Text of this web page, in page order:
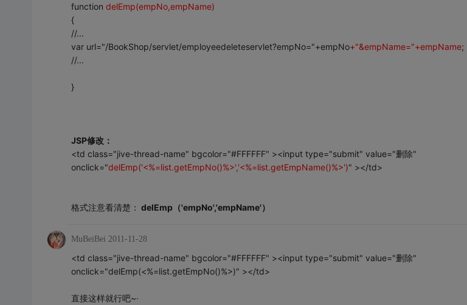
function delEmp(empNo,empName)
{
//...
var url="/BookShop/servlet/employeedeleteservlet?empNo="+empNo+"&empName="+empName;
//...
}
JSP修改：
<td class="jive-thread-name" bgcolor="#FFFFFF" ><input type="submit" value="删除"
onclick="delEmp('<%=list.getEmpNo()%>','<%=list.getEmpName()%>')" ></td>
格式注意看清楚： delEmp（'empNo','empName'）
MuBeiBei 2011-11-28
<td class="jive-thread-name" bgcolor="#FFFFFF" ><input type="submit" value="删除"
onclick="delEmp(<%=list.getEmpNo()%>)" ></td>
直接这样就行吧~·